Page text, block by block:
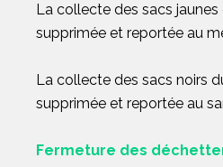
La collecte des sacs
supprimée et reportée au
La collecte des sacs noirs
supprimée et reportée au
Fermeture des